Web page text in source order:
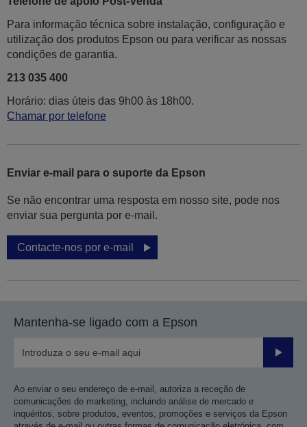
Para informação técnica sobre instalação, configuração e
utilização dos produtos Epson ou para verificar as nossas
condições de garantia.
213 035 400
Horário: dias úteis das 9h00 às 18h00.
Chamar por telefone
Enviar e-mail para o suporte da Epson
Se não encontrar uma resposta em nosso site, pode nos
enviar sua pergunta por e-mail.
Contacte-nos por e-mail
Mantenha-se ligado com a Epson
Enviar
Ao enviar o seu endereço de e-mail, autoriza a receção de
comunicações de marketing, incluindo análise de mercado e
inquéritos, sobre produtos, eventos, promoções e serviços da Epson